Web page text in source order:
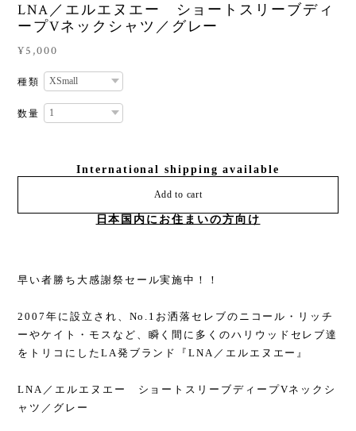
LNA／エルエヌエー ショートスリーブディ
ープVネックシャツ／グレー
¥5,000
種類
数量
International shipping available
Add to cart
日本国内にお住まいの方向け
早い者勝ち大感謝祭セール実施中！！
2007年に設立され、No.1お洒落セレブのニコール・リッチ
ーやケイト・モスなど、瞬く間に多くのハリウッドセレブ達
をトリコにしたLA発ブランド『LNA／エルエヌエー』
LNA／エルエヌエー ショートスリーブディープVネックシ
ャツ／グレー